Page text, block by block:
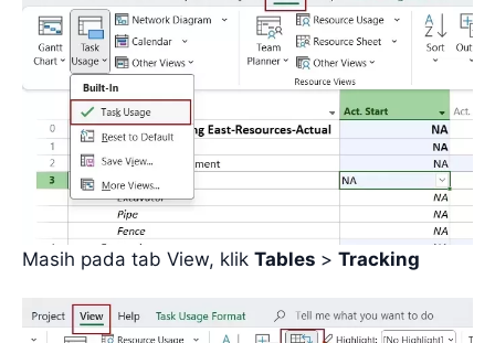
Masih pada tab View, klik Tables > Tracking